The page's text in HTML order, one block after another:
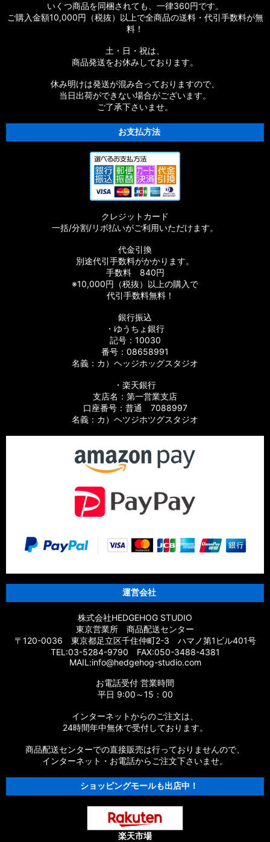
いくつ商品を同梱されても、一律360円です。
ご購入金額10,000円（税抜）以上で全商品の送料・代引手数料が無
料！
土・日・祝は、
商品発送をお休みしております。
休み明けは発送が混み合っておりますので、
当日出荷ができない場合がございます。
ご了承下さいませ。
お支払方法
クレジットカード
一括/分割/リボ払いがご利用いただけます。
代金引換
別途代引手数料がかかります。
手数料 840円
※10,000円（税抜）以上の購入で
代引手数料無料！
銀行振込
・ゆうちょ銀行
記号：10030
番号：08658991
名義：カ）ヘッジホッグスタジオ
・楽天銀行
支店名：第一営業支店
口座番号：普通 7088997
名義：カ）ヘツジホツグスタジオ
運営会社
株式会社HEDGEHOG STUDIO
東京営業所 商品配送センター
〒120-0036 東京都足立区千住仲町2-3 ハマノ第1ビル401号
TEL:03-5284-9790 FAX:050-3488-4381
MAIL:info@hedgehog-studio.com
お電話受付 営業時間
平日 9:00～15：00
インターネットからのご注文は、
24時間年中無休で受付しております。
商品配送センターでの直接販売は行っておりませんので、
インターネット・お電話からご注文下さいませ。
ショッピングモールも出店中！
楽天市場